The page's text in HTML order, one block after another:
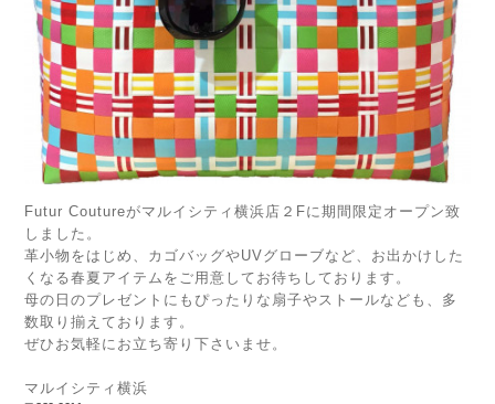
Futur Coutureがマルイシティ横浜店２Fに期間限定オープン致
しました。
革小物をはじめ、カゴバッグやUVグローブなど、お出かけした
くなる春夏アイテムをご用意してお待ちしております。
母の日のプレゼントにもぴったりな扇子やストールなども、多
数取り揃えております。
ぜひお気軽にお立ち寄り下さいませ。
マルイシティ横浜